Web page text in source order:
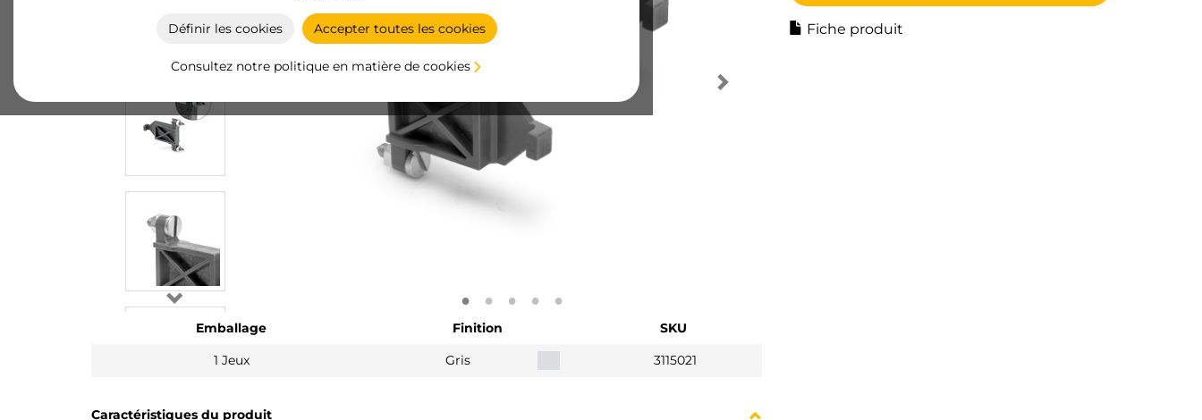
Définir les cookies Accepter toutes les cookies
Consultez notre politique en matière de cookies
Fiche produit
Emballage Finition
SKU
1 Jeux
Gris 3115021
Caractéristiques du produit